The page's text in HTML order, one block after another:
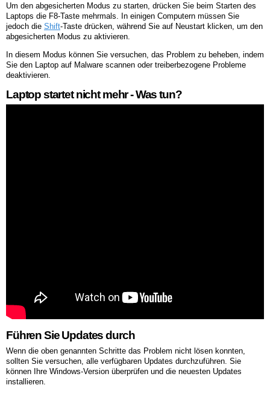
Um den abgesicherten Modus zu starten, drücken Sie beim Starten des
Laptops die F8-Taste mehrmals. In einigen Computern müssen Sie
jedoch die Shift-Taste drücken, während Sie auf Neustart klicken, um den
abgesicherten Modus zu aktivieren.
In diesem Modus können Sie versuchen, das Problem zu beheben, indem
Sie den Laptop auf Malware scannen oder treiberbezogene Probleme
deaktivieren.
Laptop startet nicht mehr - Was tun?
Führen Sie Updates durch
Wenn die oben genannten Schritte das Problem nicht lösen konnten,
sollten Sie versuchen, alle verfügbaren Updates durchzuführen. Sie
können Ihre Windows-Version überprüfen und die neuesten Updates
installieren.